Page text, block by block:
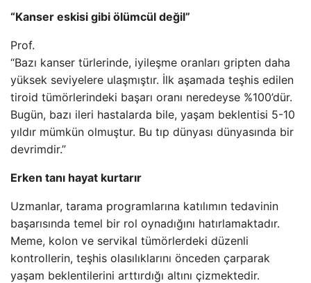
“Kanser eskisi gibi ölümcül değil”
Prof.
“Bazı kanser türlerinde, iyileşme oranları gripten daha
yüksek seviyelere ulaşmıştır. İlk aşamada teşhis edilen
tiroid tümörlerindeki başarı oranı neredeyse %100’dür.
Bugün, bazı ileri hastalarda bile, yaşam beklentisi 5-10
yıldır mümkün olmuştur. Bu tıp dünyası dünyasında bir
devrimdir.”
Erken tanı hayat kurtarır
Uzmanlar, tarama programlarına katılımın tedavinin
başarısında temel bir rol oynadığını hatırlamaktadır.
Meme, kolon ve servikal tümörlerdeki düzenli
kontrollerin, teşhis olasılıklarını önceden çarparak
yaşam beklentilerini arttırdığı altını çizmektedir.